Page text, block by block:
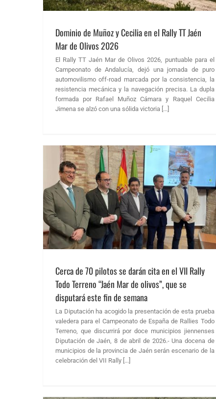
Dominio de Muñoz y Cecilia en el Rally TT Jaén
Mar de Olivos 2026
El Rally TT Jaén Mar de Olivos 2026, puntuable para el
Campeonato de Andalucía, dejó una jornada de puro
automovilismo off-road marcada por la consistencia, la
resistencia mecánica y la navegación precisa. La dupla
formada por Rafael Muñoz Cámara y Raquel Cecilia
Jimena se alzó con una sólida victoria [...]
Cerca de 70 pilotos se darán cita en el VII Rally
Todo Terreno “Jaén Mar de olivos”, que se
disputará este fin de semana
La Diputación ha acogido la presentación de esta prueba
valedera para el Campeonato de España de Rallies Todo
Terreno, que discurrirá por doce municipios jiennenses
Diputación de Jaén, 8 de abril de 2026.- Una docena de
municipios de la provincia de Jaén serán escenario de la
celebración del VII Rally [...]